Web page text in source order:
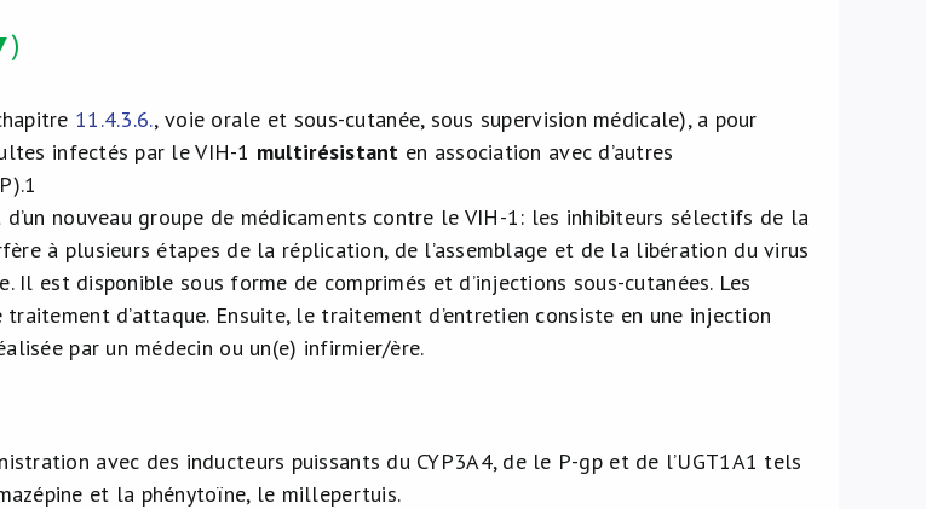
11.4.3.6., voie orale et sous-cutanée, sous supervision médicale), a pour
infectés par le VIH-1 multirésistant en association avec d’autres
1
d’un nouveau groupe de médicaments contre le VIH-1: les inhibiteurs sélectifs de la
à plusieurs étapes de la réplication, de l’assemblage et de la libération du virus
Il est disponible sous forme de comprimés et d’injections sous-cutanées. Les
d’attaque. Ensuite, le traitement d’entretien consiste en une injection
par un médecin ou un(e) infirmier/ère.
avec des inducteurs puissants du CYP3A4, de le P-gp et de l’UGT1A1 tels
et la phénytoïne, le millepertuis.